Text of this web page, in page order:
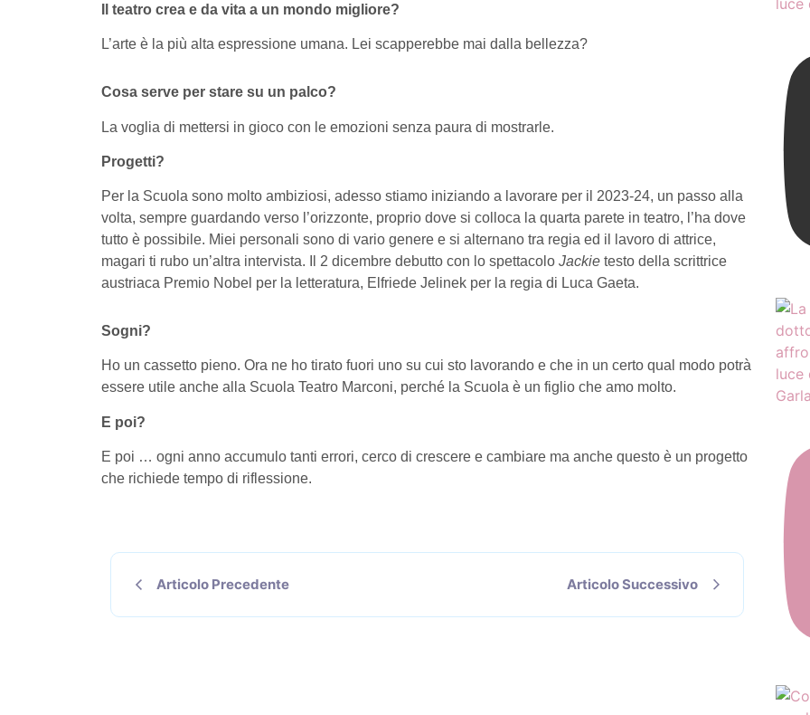
Il teatro crea e da vita a un mondo migliore?
L’arte è la più alta espressione umana. Lei scapperebbe mai dalla bellezza?
Cosa serve per stare su un palco?
La voglia di mettersi in gioco con le emozioni senza paura di mostrarle.
Progetti?
Per la Scuola sono molto ambiziosi, adesso stiamo iniziando a lavorare per il 2023-24, un passo alla
volta, sempre guardando verso l’orizzonte, proprio dove si colloca la quarta parete in teatro, l’ha dove
tutto è possibile. Miei personali sono di vario genere e si alternano tra regia ed il lavoro di attrice,
magari ti rubo un’altra intervista. Il 2 dicembre debutto con lo spettacolo Jackie testo della scrittrice
austriaca Premio Nobel per la letteratura, Elfriede Jelinek per la regia di Luca Gaeta.
Sogni?
Ho un cassetto pieno. Ora ne ho tirato fuori uno su cui sto lavorando e che in un certo qual modo potrà
essere utile anche alla Scuola Teatro Marconi, perché la Scuola è un figlio che amo molto.
E poi?
E poi … ogni anno accumulo tanti errori, cerco di crescere e cambiare ma anche questo è un progetto
che richiede tempo di riflessione.
Articolo Precedente Articolo Successivo